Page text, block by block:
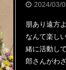
2024/03/
朋あり遠方
なんて楽し
緒に活動し
郎さんがわ